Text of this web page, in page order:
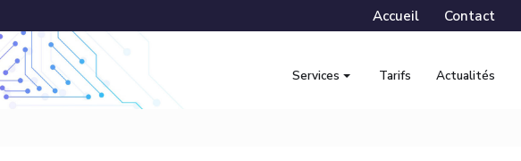
Accueil Contact
Services Tarifs Actualités